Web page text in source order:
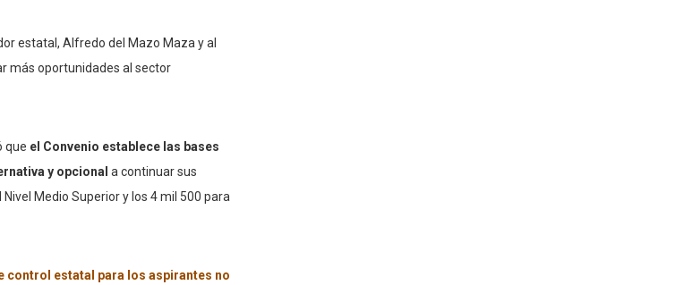
estatal, Alfredo del Mazo Maza y al
más oportunidades al sector
que el Convenio establece las bases
y opcional a continuar sus
Medio Superior y los 4 mil 500 para
control estatal para los aspirantes no